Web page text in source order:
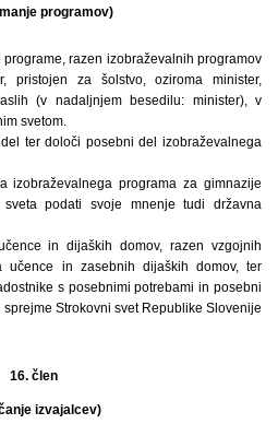
programov)
razen izobraževalnih programov
pristojen za šolstvo, oziroma minister,
(v nadaljnjem besedilu: minister), v
svetom.
ter določi posebni del izobraževalnega
izobraževalnega programa za gimnazije
podati svoje mnenje tudi državna
in dijaških domov, razen vzgojnih
učence in zasebnih dijaških domov, ter
s posebnimi potrebami in posebni
Strokovni svet Republike Slovenije
16. člen
izvajalcev)